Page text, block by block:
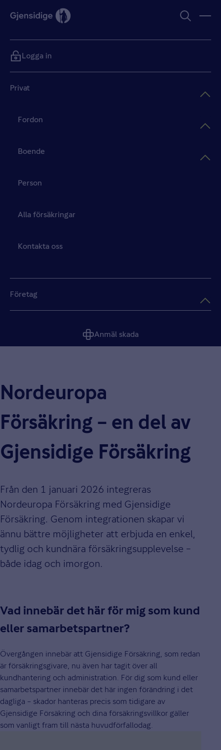
Privat
Fordon
Boende
Person
Alla försäkringar
Kontakta oss
Företag
Anmäl skada
Logga in
Nordeuropa
Försäkring – en del av
Gjensidige Försäkring
Från den 1 januari 2026 integreras
Nordeuropa Försäkring med Gjensidige
Försäkring. Genom integrationen skapar vi
ännu bättre möjligheter att erbjuda en enkel,
tydlig och kundnära försäkringsupplevelse –
både idag och imorgon.
Vad innebär det här för mig som kund
eller samarbetspartner?
Övergången innebär att Gjensidige Försäkring, som redan
är försäkringsgivare, nu även har tagit över all
kundhantering och administration. För dig som kund eller
samarbetspartner innebär det här ingen förändring i det
dagliga – skador hanteras precis som tidigare av
Gjensidige Försäkring och dina försäkringsvillkor gäller
som vanligt fram till nästa huvudförfallodag.